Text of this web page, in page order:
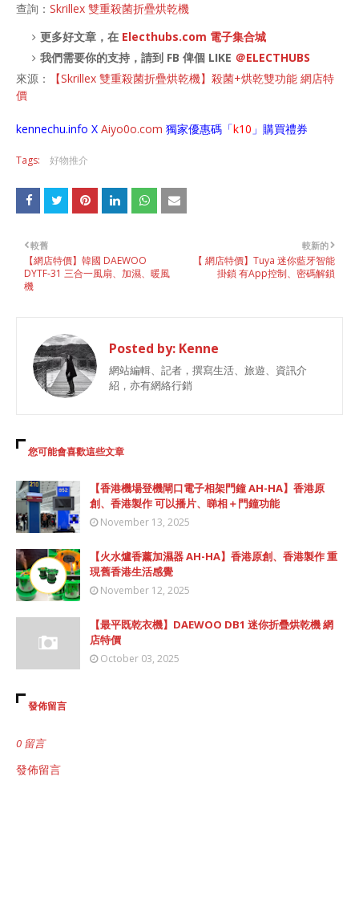
查詢： Skrillex 雙重殺菌折疊烘乾機
更多好文章，在 Electhubs.com 電子集合城
我們需要你的支持，請到 FB 俾個 LIKE ＠ELECTHUBS
來源：
【Skrillex 雙重殺菌折疊烘乾機】殺菌+烘乾雙功能 網店特
價
kennechu.info X Aiyo0o.com 獨家優惠碼「k10 」購買禮券
Tags: 好物推介
較新的
【 網店特價】Tuya 迷你藍牙智能
掛鎖 有App控制、密碼解鎖
較舊
【網店特價】韓國 DAEWOO
DYTF-31 三合一風扇、加濕、暖風
機
Posted by: Kenne
網站編輯、記者，撰寫生活、旅遊、資訊介
紹，亦有網絡行銷
您可能會喜歡這些文章
【香港機場登機閘口電子相架門鐘 AH-HA】香港原
創、香港製作 可以播片、睇相＋門鐘功能
November 13, 2025
【火水爐香薰加濕器 AH-HA】香港原創、香港製作 重
現舊香港生活感覺
November 12, 2025
【最平既乾衣機】DAEWOO DB1 迷你折疊烘乾機 網
店特價
October 03, 2025
發佈留言
0 留言
發佈留言